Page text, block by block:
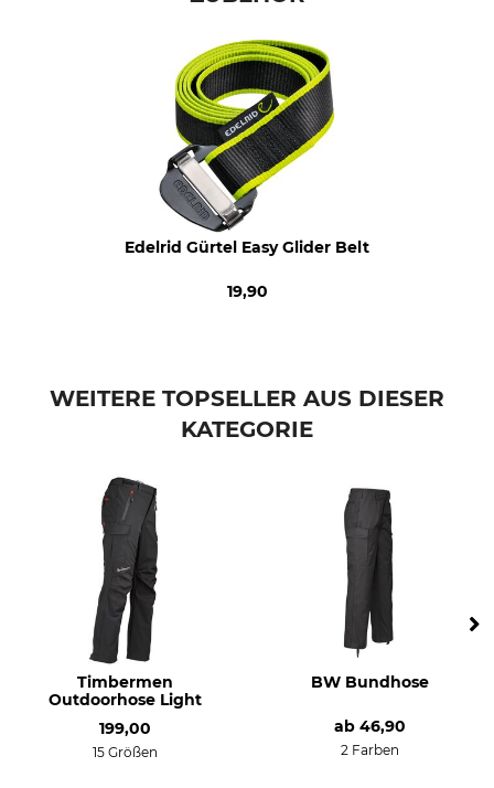
Professionelle Textilpflege
Nicht trockenreinigen
Für
Herren
Farbe
schwarz
Edelrid Gürtel Easy Glider Belt
19,90
WEITERE TOPSELLER AUS DIESER
KATEGORIE
Timbermen
Outdoorhose Light
199,00
15 Größen
BW Bundhose
ab 46,90
2 Farben